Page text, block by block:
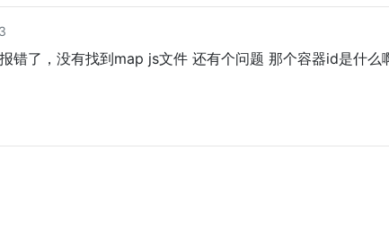
错了，没有找到map js文件 还有个问题 那个容器id是什么